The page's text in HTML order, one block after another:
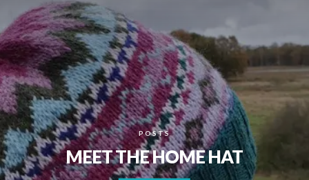
POSTS
MEET THE HOME HAT